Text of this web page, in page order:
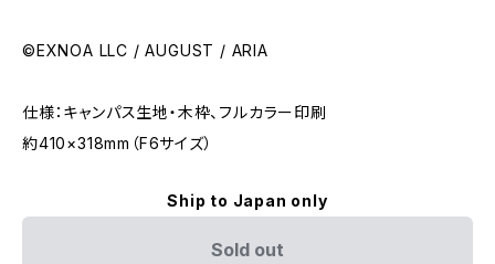
©EXNOA LLC / AUGUST / ARIA
仕様：キャンパス生地・木枠、フルカラー印刷
約410×318mm（F6サイズ）
Ship to Japan only
Sold out